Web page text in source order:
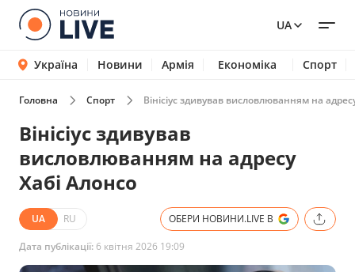
UA
Україна Новини Армія Економіка Спорт
Головна Спорт Вінісіус здивував висловлюванням на
Вінісіус здивував
висловлюванням на адресу
Хабі Алонсо
UA RU ОБЕРИ НОВИНИ.LIVE В
Дата публікації: 6 квітня 2026 19:09